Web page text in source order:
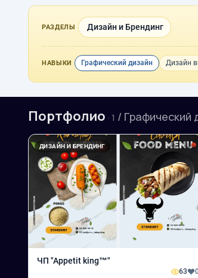
РАЗДЕЛЫ Дизайн и Брендинг
НАВЫКИ Графический дизайн Дизайн
Портфолио · 1 / Графический
ДИЗАЙН И БРЕНДИНГ
ЧП "Appetit king™"
63